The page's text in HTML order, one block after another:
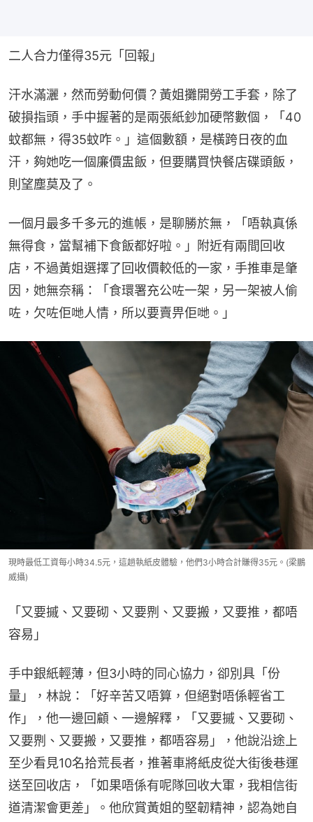
二人合力僅得35元「回報」
汗水滿灑，然而勞動何價？黃姐攤開勞工手套，除了
破損指頭，手中握著的是兩張紙鈔加硬幣數個，「40
蚊都無，得35蚊咋。」這個數額，是橫跨日夜的血
汗，夠她吃一個廉價盅飯，但要購買快餐店碟頭飯，
則望塵莫及了。
一個月最多千多元的進帳，是聊勝於無，「唔執真係
無得食，當幫補下食飯都好啦。」附近有兩間回收
店，不過黃姐選擇了回收價較低的一家，手推車是肇
因，她無奈稱：「食環署充公咗一架，另一架被人偷
咗，欠咗佢哋人情，所以要賣畀佢哋。」
現時最低工資每小時34.5元，這趟執紙皮體驗，他們3小時合計賺得35元。(梁鵬
威攝)
「又要摵、又要砌、又要𠝹、又要搬，又要推，都唔
容易」
手中銀紙輕薄，但3小時的同心協力，卻別具「份
量」，林說：「好辛苦又唔算，但絕對唔係輕省工
作」，他一邊回顧、一邊解釋，「又要摵、又要砌、
又要𠝹、又要搬，又要推，都唔容易」，他說沿途上
至少看見10名拾荒長者，推著車將紙皮從大街後巷運
送至回收店，「如果唔係有呢隊回收大軍，我相信街
道清潔會更差」。他欣賞黃姐的堅韌精神，認為她自